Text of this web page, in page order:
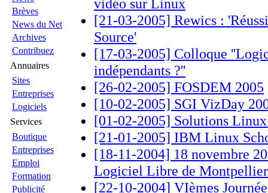
Brèves
News du Net
Archives
Contribuez
Annuaires
Sites
Entreprises
Logiciels
Services
Boutique
Entreprises
Emploi
Formation
Publicité
vidéo sur Linux
[21-03-2005] Rewics :
Source'
[17-03-2005] Colloque
indépendants ?''
[26-02-2005] FOSDEM 2005
[10-02-2005] SGI VizDay
[01-02-2005] Solutions
[21-01-2005] IBM Linux
[18-11-2004] 18 novembre
Logiciel Libre de
[22-10-2004] VIèmes